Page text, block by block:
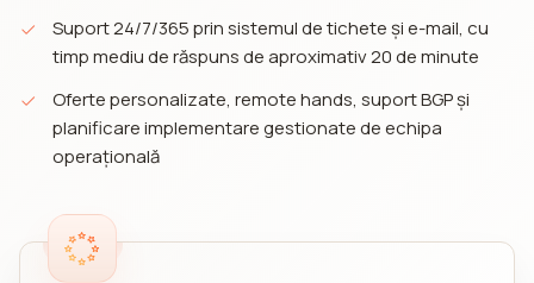
Suport 24/7/365 prin sistemul de tichete și e-mail, cu
timp mediu de răspuns de aproximativ 20 de minute
Oferte personalizate, remote hands, suport BGP și
planificare implementare gestionate de echipa
operațională